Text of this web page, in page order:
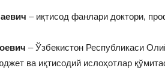
– иқтисод фанлари доктори,
– Ўзбекистон Республикаси
ва иқтисодий ислоҳотлар